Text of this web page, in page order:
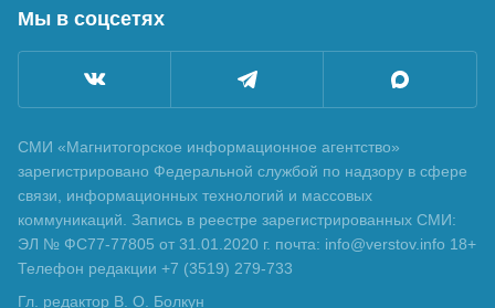
Мы в соцсетях
СМИ «Магнитогорское информационное агентство»
зарегистрировано Федеральной службой по надзору в сфере
связи, информационных технологий и массовых
коммуникаций. Запись в реестре зарегистрированных СМИ:
ЭЛ № ФС77-77805 от 31.01.2020 г. почта: info@verstov.info 18+
Телефон редакции +7 (3519) 279-733
Гл. редактор В. О. Болкун